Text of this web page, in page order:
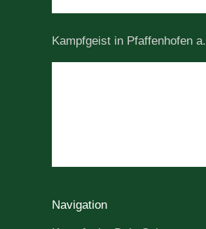
Kampfgeist in Pfaffenhofen
Navigation